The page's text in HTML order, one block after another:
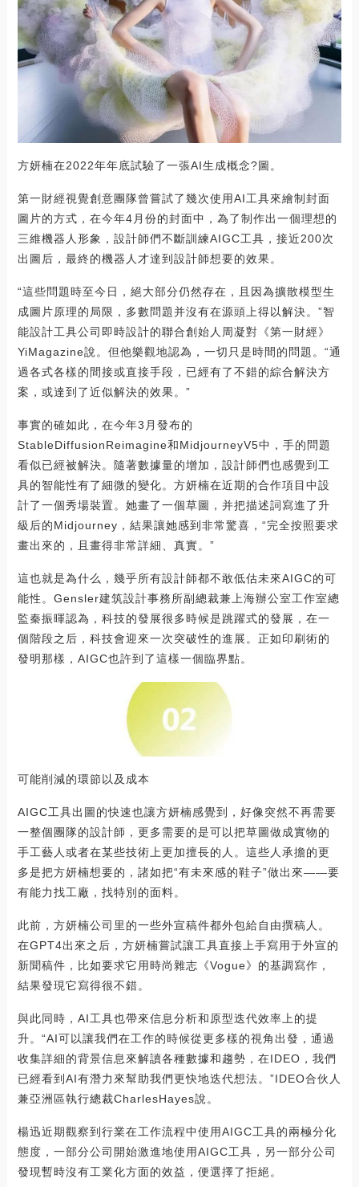
方妍楠在2022年年底試驗了一張AI生成概念?圖。
第一財經視覺創意團隊曾嘗試了幾次使用AI工具來繪制封面
圖片的方式，在今年4月份的封面中，為了制作出一個理想的
三維機器人形象，設計師們不斷訓練AIGC工具，接近200次
出圖后，最終的機器人才達到設計師想要的效果。
“這些問題時至今日，絕大部分仍然存在，且因為擴散模型生
成圖片原理的局限，多數問題并沒有在源頭上得以解決。”智
能設計工具公司即時設計的聯合創始人周凝對《第一財經》
YiMagazine說。但他樂觀地認為，一切只是時間的問題。“通
過各式各樣的間接或直接手段，已經有了不錯的綜合解決方
案，或達到了近似解決的效果。”
事實的確如此，在今年3月發布的
StableDiffusionReimagine和MidjourneyV5中，手的問題
看似已經被解決。隨著數據量的增加，設計師們也感覺到工
具的智能性有了細微的變化。方妍楠在近期的合作項目中設
計了一個秀場裝置。她畫了一個草圖，并把描述詞寫進了升
級后的Midjourney，結果讓她感到非常驚喜，“完全按照要求
畫出來的，且畫得非常詳細、真實。”
這也就是為什么，幾乎所有設計師都不敢低估未來AIGC的可
能性。Gensler建筑設計事務所副總裁兼上海辦公室工作室總
監秦振暉認為，科技的發展很多時候是跳躍式的發展，在一
個階段之后，科技會迎來一次突破性的進展。正如印刷術的
發明那樣，AIGC也許到了這樣一個臨界點。
可能削減的環節以及成本
AIGC工具出圖的快速也讓方妍楠感覺到，好像突然不再需要
一整個團隊的設計師，更多需要的是可以把草圖做成實物的
手工藝人或者在某些技術上更加擅長的人。這些人承擔的更
多是把方妍楠想要的，諸如把“有未來感的鞋子”做出來——要
有能力找工廠，找特別的面料。
此前，方妍楠公司里的一些外宣稿件都外包給自由撰稿人。
在GPT4出來之后，方妍楠嘗試讓工具直接上手寫用于外宣的
新聞稿件，比如要求它用時尚雜志《Vogue》的基調寫作，
結果發現它寫得很不錯。
與此同時，AI工具也帶來信息分析和原型迭代效率上的提
升。“AI可以讓我們在工作的時候從更多樣的視角出發，通過
收集詳細的背景信息來解讀各種數據和趨勢，在IDEO，我們
已經看到AI有潛力來幫助我們更快地迭代想法。”IDEO合伙人
兼亞洲區執行總裁CharlesHayes說。
楊迅近期觀察到行業在工作流程中使用AIGC工具的兩極分化
態度，一部分公司開始激進地使用AIGC工具，另一部分公司
發現暫時沒有工業化方面的效益，便選擇了拒絕。